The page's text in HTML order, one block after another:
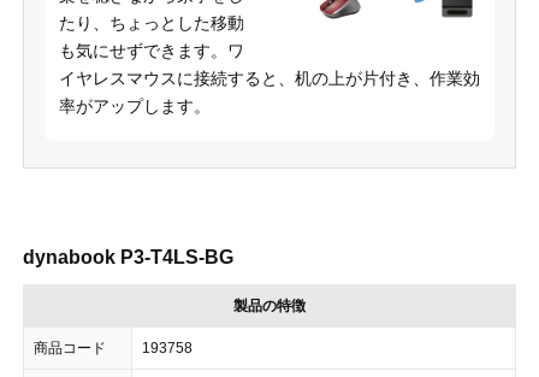
たり、ちょっとした移動
も気にせずできます。ワ
イヤレスマウスに接続すると、机の上が片付き、作業効
率がアップします。
dynabook P3-T4LS-BG
製品の特徴
商品コード 193758